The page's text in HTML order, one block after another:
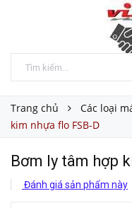
Trang chủ Các loại
kim nhựa flo FSB-D
Bơm ly tâm hợp
Đánh giá sản phẩm này